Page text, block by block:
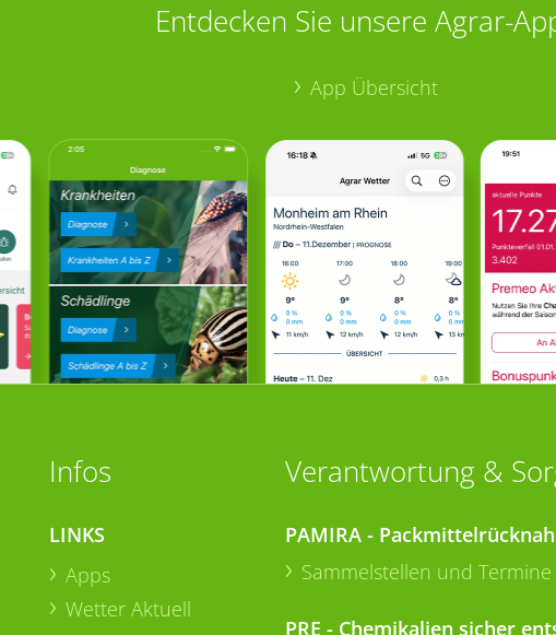
Entdecken Sie unsere Agrar-
App Übersicht
Infos
LINKS
Apps
Wetter Aktuell
Verantwortung &
PAMIRA -
Sammelstellen und Termine
PRE - Chemikalien sicher